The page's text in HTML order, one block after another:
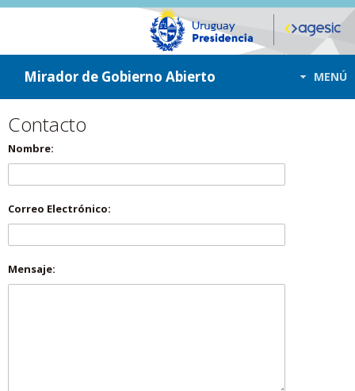
ir a contenido
ir al menú
Mirador de Gobierno Abierto MENÚ
Contacto
Nombre:
Correo Electrónico:
Mensaje: